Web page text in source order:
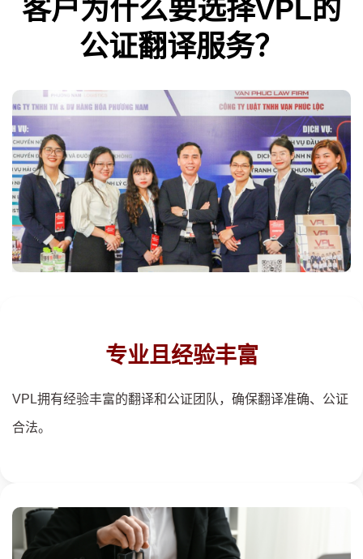
客户为什么要选择VPL的
公证翻译服务？
专业且经验丰富
VPL拥有经验丰富的翻译和公证团队，确保翻译准确、公证
合法。